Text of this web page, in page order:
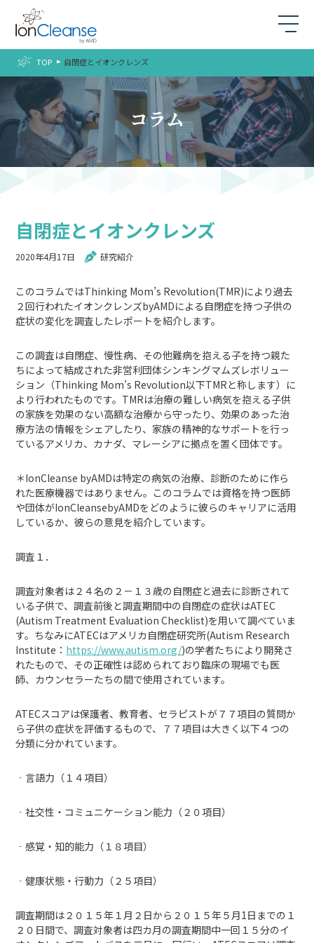
TOP 自閉症とイオンクレンズ
コラム
自閉症とイオンクレンズ
2020年4月17日 研究紹介
このコラムではThinking Mom’s Revolution(TMR)により過去
２回行われたイオンクレンズbyAMDによる自閉症を持つ子供の
症状の変化を調査したレポートを紹介します。
この調査は自閉症、慢性病、その他難病を抱える子を持つ親た
ちによって結成された非営利団体シンキングマムズレボリュー
ション（Thinking Mom’s Revolution以下TMRと称します）に
より行われたものです。TMRは治療の難しい病気を抱える子供
の家族を効果のない高額な治療から守ったり、効果のあった治
療方法の情報をシェアしたり、家族の精神的なサポートを行っ
ているアメリカ、カナダ、マレーシアに拠点を置く団体です。
＊IonCleanse byAMDは特定の病気の治療、診断のために作ら
れた医療機器ではありません。このコラムでは資格を持つ医師
や団体がIonCleansebyAMDをどのように彼らのキャリアに活用
しているか、彼らの意見を紹介しています。
調査１．
調査対象者は２４名の２－１３歳の自閉症と過去に診断されて
いる子供で、調査前後と調査期間中の自閉症の症状はATEC
(Autism Treatment Evaluation Checklist)を用いて調べていま
す。ちなみにATECはアメリカ自閉症研究所(Autism Research
Institute： https://www.autism.org/)の学者たちにより開発さ
れたもので、その正確性は認められており臨床の現場でも医
師、カウンセラーたちの間で使用されています。
ATECスコアは保護者、教育者、セラピストが７７項目の質問か
ら子供の症状を評価するもので、７７項目は大きく以下４つの
分類に分かれています。
‐言語力（１４項目）
‐社交性・コミュニケーション能力（２０項目）
‐感覚・知的能力（１８項目）
‐健康状態・行動力（２５項目）
調査期間は２０１５年１月２日から２０１５年５月1日までの１
２０日間で、調査対象者は四カ月の調査期間中一回１５分のイ